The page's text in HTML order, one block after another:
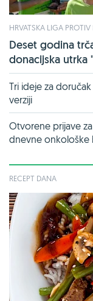
HRVATSKA LIGA PROTIV
Deset godina
donacijska utrka
Tri ideje za
verziji
Otvorene prijave
dnevne onkološke
RECEPT DANA